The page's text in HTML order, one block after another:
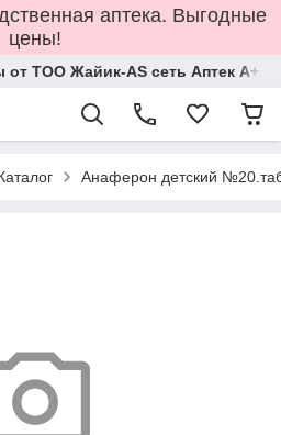
аптека. Выгодные
цены!
от ТОО Жайик-AS сеть Аптек А+
Анаферон детский